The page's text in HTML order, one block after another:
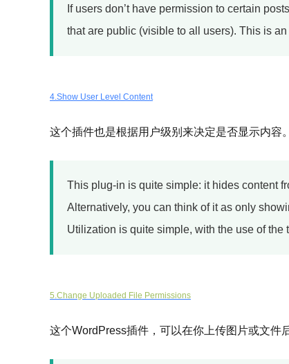
If users don’t have permission to certain
that are public (visible to all users). This is
4.Show User Level Content
这个插件也是根据用户级别来决定是否显示内容。
This plug-in is quite simple: it hides content
Alternatively, you can think of it as only
Utilization is quite simple, with the use of
5.Change Uploaded File Permissions
这个WordPress插件，可以在你上传图片或文件